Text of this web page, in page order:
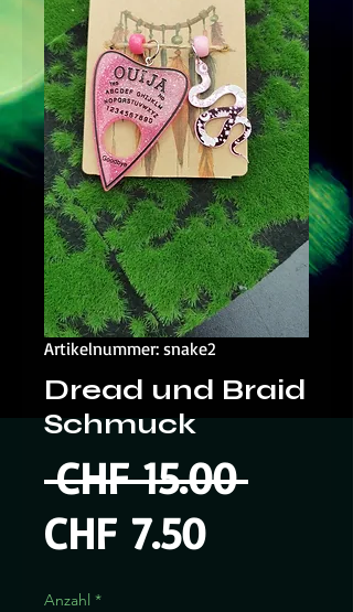
Artikelnummer: snake2
Dread und Braid
Schmuck
CHF 15.00
CHF 7.50Sale-
Anzahl *